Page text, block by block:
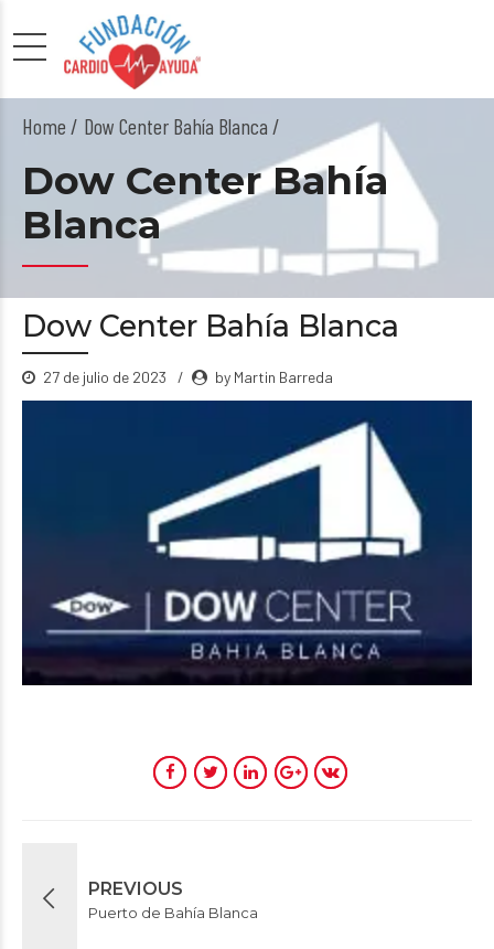
Home Dow Center Bahía Blanca /
Dow Center Bahía
Blanca
Dow Center Bahía Blanca
27 de julio de 2023 by Martin Barreda
PREVIOUS
Puerto de Bahía Blanca